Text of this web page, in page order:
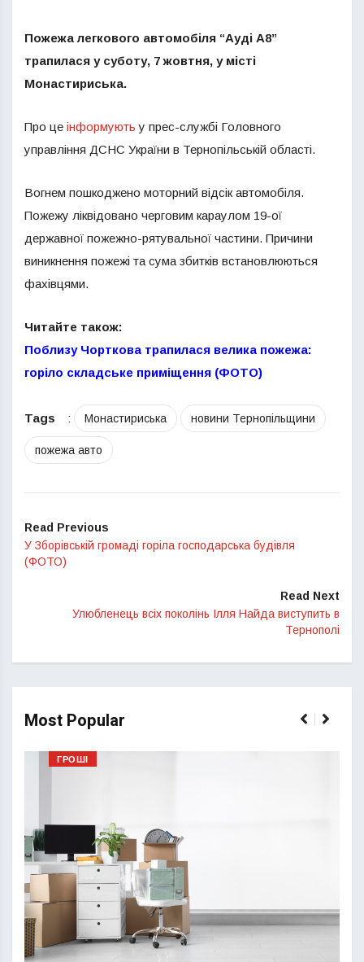
Пожежа легкового автомобіля “Ауді А8”
трапилася у суботу, 7 жовтня, у місті
Монастириська.
Про це інформують у прес-службі Головного
управління ДСНС України в Тернопільській області.
Вогнем пошкоджено моторний відсік автомобіля.
Пожежу ліквідовано черговим караулом 19-ої
державної пожежно-рятувальної частини. Причини
виникнення пожежі та сума збитків встановлюються
фахівцями.
Читайте також:
Поблизу Чорткова трапилася велика пожежа:
горіло складське приміщення (ФОТО)
Tags : Монастириська новини Тернопільщини
пожежа авто
Read Previous
У Зборівській громаді горіла господарська будівля
(ФОТО)
Read Next
Улюбленець всіх поколінь Ілля Найда виступить в
Тернополі
Most Popular
ГРОШІ